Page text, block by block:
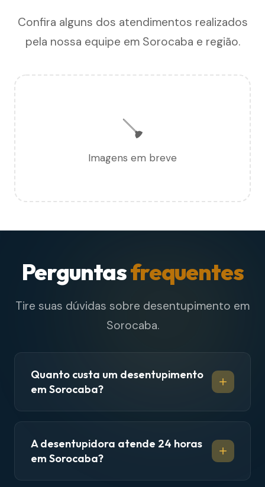
Confira alguns dos atendimentos realizados
pela nossa equipe em Sorocaba e região.
🪠
Imagens em breve
Perguntasfrequentes
Tire suas dúvidas sobre desentupimento em
Sorocaba.
Quanto custa um desentupimento
em Sorocaba?
A desentupidora atende 24 horas
em Sorocaba?